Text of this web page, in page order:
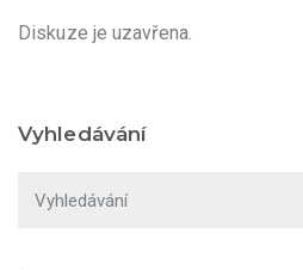
Diskuze je uzavřena.
Vyhledávání